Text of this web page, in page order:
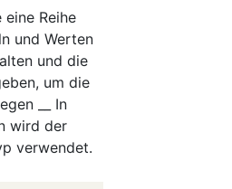
eine Reihe
und Werten
und die
um die
__ In
wird der
verwendet.